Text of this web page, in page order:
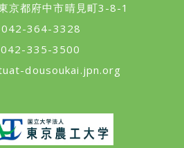
京都府中市晴見町3-8-1
364-3328
335-3500
dousoukai.jpn.org